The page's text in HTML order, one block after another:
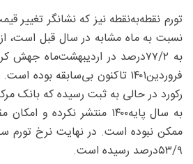
تورم نقطه‌به‌نقطه نیز که نشانگر
به ۲/‏‏۷۷‌درصد در اردیبهشت‌ماه
فروردین۱۴۰۱ تاکنون بی‌سابقه
به سال پایه۱۴۰۰ منتشر نکرده
۹/‏‏۵۳‌درصد رسیده است.